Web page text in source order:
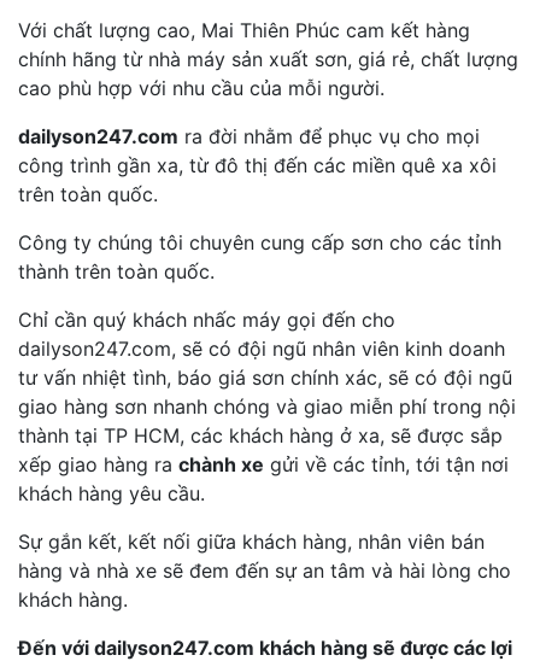
Với chất lượng cao, Mai Thiên Phúc cam kết hàng
chính hãng từ nhà máy sản xuất sơn, giá rẻ, chất lượng
cao phù hợp với nhu cầu của mỗi người.
dailyson247.com ra đời nhằm để phục vụ cho mọi
công trình gần xa, từ đô thị đến các miền quê xa xôi
trên toàn quốc.
Công ty chúng tôi chuyên cung cấp sơn cho các tỉnh
thành trên toàn quốc.
Chỉ cần quý khách nhấc máy gọi đến cho
dailyson247.com, sẽ có đội ngũ nhân viên kinh doanh
tư vấn nhiệt tình, báo giá sơn chính xác, sẽ có đội ngũ
giao hàng sơn nhanh chóng và giao miễn phí trong nội
thành tại TP HCM, các khách hàng ở xa, sẽ được sắp
xếp giao hàng ra chành xe gửi về các tỉnh, tới tận nơi
khách hàng yêu cầu.
Sự gắn kết, kết nối giữa khách hàng, nhân viên bán
hàng và nhà xe sẽ đem đến sự an tâm và hài lòng cho
khách hàng.
Đến với dailyson247.com khách hàng sẽ được các lợi